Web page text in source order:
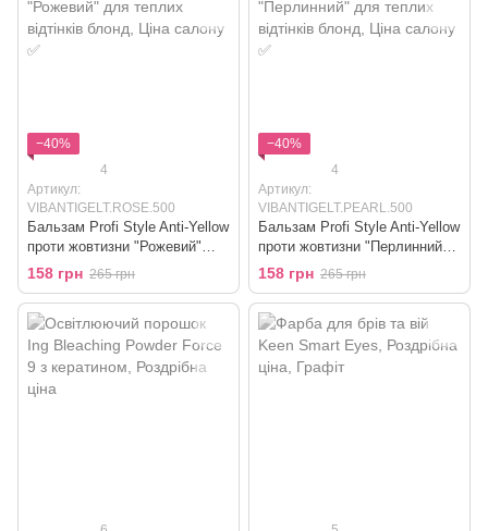
−40%
4
Артикул:
VIBANTIGELT.ROSE.500
Бальзам Profi Style Anti-Yellow
проти жовтизни "Рожевий"
для теплих відтінків блонд
158 грн 265 грн
−40%
4
Артикул:
VIBANTIGELT.PEARL.500
Бальзам Profi Style Anti-Yellow
проти жовтизни "Перлинний"
для теплих відтінків блонд
158 грн 265 грн